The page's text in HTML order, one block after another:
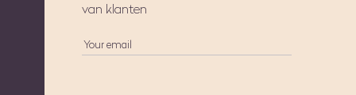
van klanten